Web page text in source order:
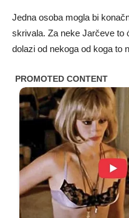
Jedna osoba mogla bi
skrivala. Za neke Jarčeve to
dolazi od nekoga od koga to